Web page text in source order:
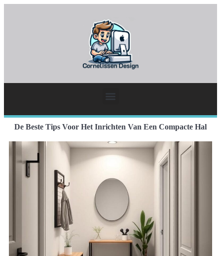
De Beste Tips Voor Het Inrichten Van Een Compacte Hal